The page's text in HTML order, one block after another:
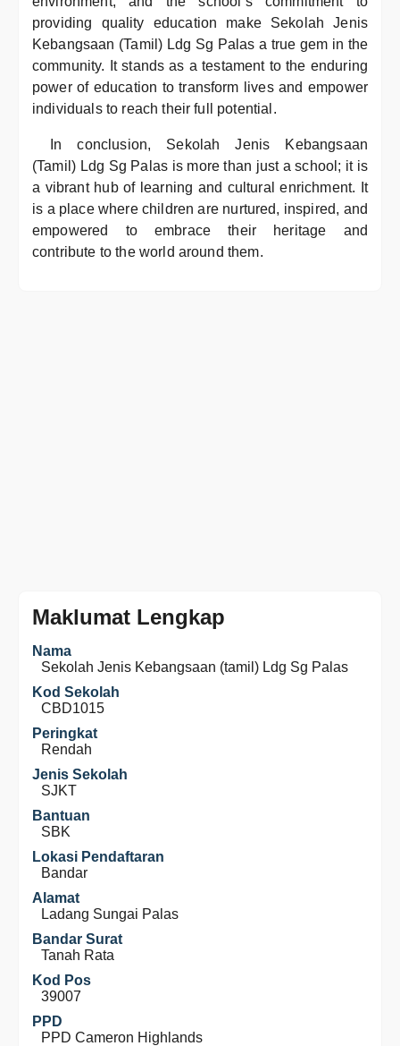
providing quality education make Sekolah Jenis
Kebangsaan (Tamil) Ldg Sg Palas a true gem in the
community. It stands as a testament to the enduring
power of education to transform lives and empower
individuals to reach their full potential.
In conclusion, Sekolah Jenis Kebangsaan
(Tamil) Ldg Sg Palas is more than just a school; it is
a vibrant hub of learning and cultural enrichment. It
is a place where children are nurtured, inspired, and
empowered to embrace their heritage and
contribute to the world around them.
Maklumat Lengkap
Nama
Sekolah Jenis Kebangsaan (tamil) Ldg Sg Palas
Kod Sekolah
CBD1015
Peringkat
Rendah
Jenis Sekolah
SJKT
Bantuan
SBK
Lokasi Pendaftaran
Bandar
Alamat
Ladang Sungai Palas
Bandar Surat
Tanah Rata
Kod Pos
39007
PPD
PPD Cameron Highlands